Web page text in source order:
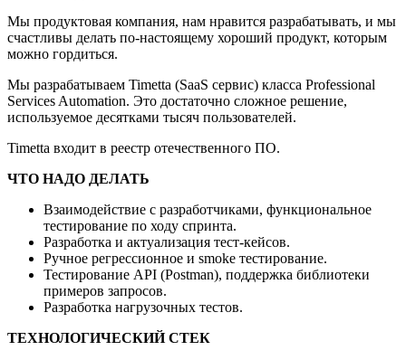
Мы продуктовая компания, нам нравится разрабатывать, и мы
счастливы делать по-настоящему хороший продукт, которым
можно гордиться.
Мы разрабатываем Timetta (SaaS сервис) класса Professional
Services Automation. Это достаточно сложное решение,
используемое десятками тысяч пользователей.
Timetta входит в реестр отечественного ПО.
ЧТО НАДО ДЕЛАТЬ
Взаимодействие с разработчиками, функциональное
тестирование по ходу спринта.
Разработка и актуализация тест-кейсов.
Ручное регрессионное и smoke тестирование.
Тестирование API (Postman), поддержка библиотеки
примеров запросов.
Разработка нагрузочных тестов.
ТЕХНОЛОГИЧЕСКИЙ СТЕК